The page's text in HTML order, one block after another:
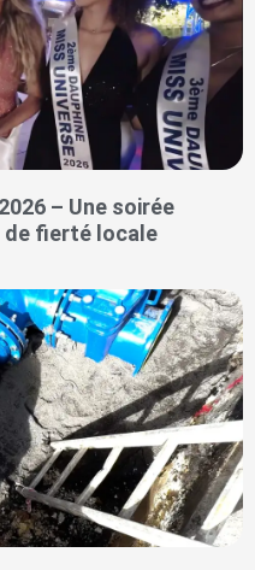
– Une soirée
de fierté locale